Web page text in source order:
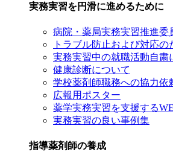
実務実習を円滑に進めるために
病院・薬局実務実習推進委
トラブル防止および対応
実務実習中の就職活動自粛
健康診断について
学校薬剤師職務への協力依
広報用ポスター
薬学実務実習を支援する
実務実習の良い事例集
指導薬剤師の養成